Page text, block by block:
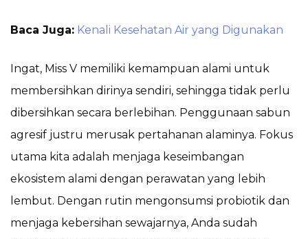
Baca Juga: Kenali Kesehatan Air yang Digunakan
Ingat, Miss V memiliki kemampuan alami untuk
membersihkan dirinya sendiri, sehingga tidak perlu
dibersihkan secara berlebihan. Penggunaan sabun
agresif justru merusak pertahanan alaminya. Fokus
utama kita adalah menjaga keseimbangan
ekosistem alami dengan perawatan yang lebih
lembut. Dengan rutin mengonsumsi probiotik dan
menjaga kebersihan sewajarnya, Anda sudah